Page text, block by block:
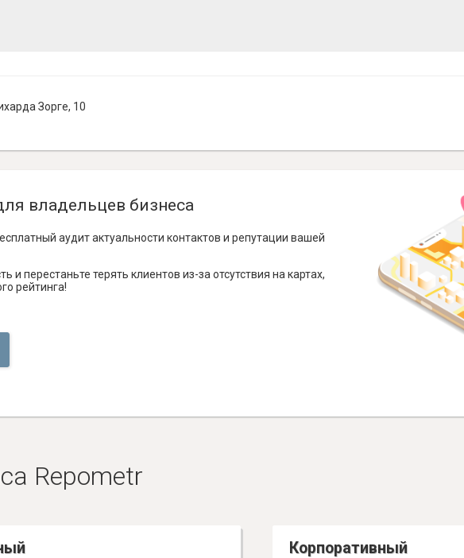
Зорге, 10
владельцев бизнеса
аудит актуальности контактов и репутации вашей
и перестаньте терять клиентов из-за отсутствия на картах,
рейтинга!
Repometr
Корпоративный